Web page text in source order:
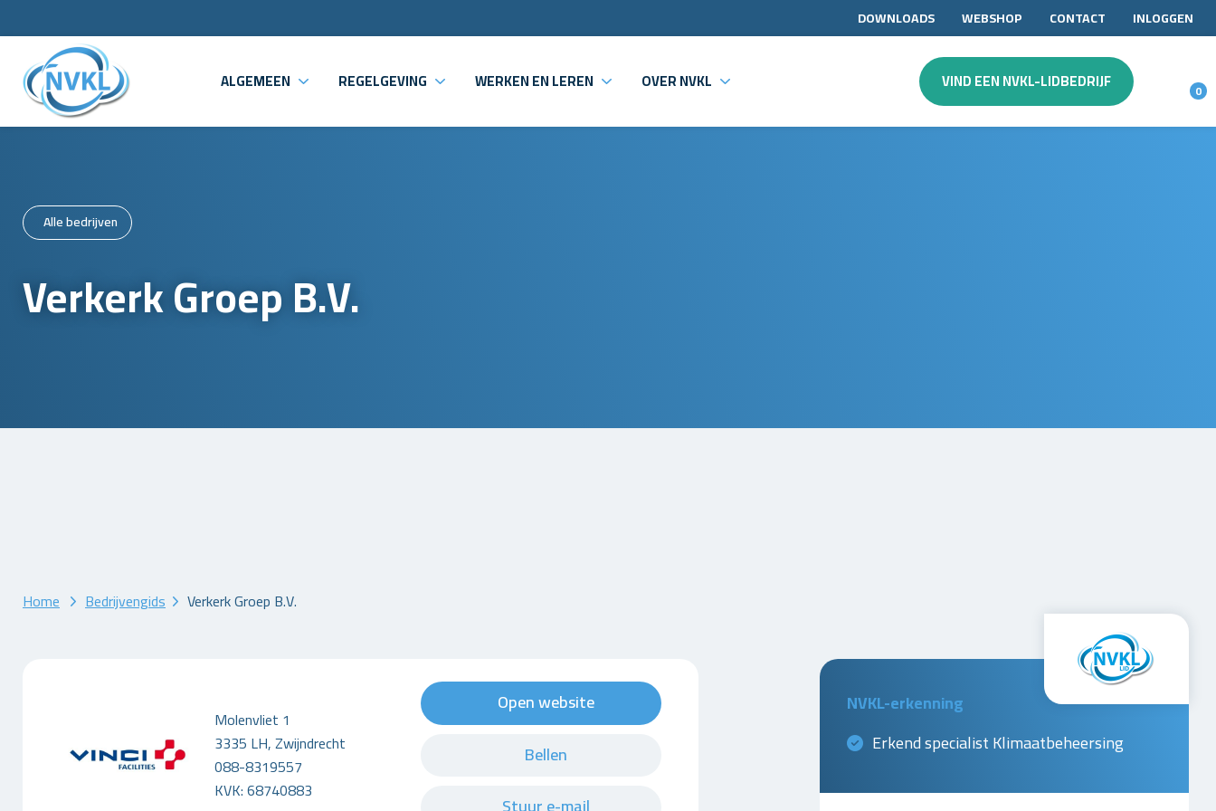
DOWNLOADS WEBSHOP CONTACT INLOGGEN
ALGEMEEN REGELGEVING WERKEN EN LEREN OVER NVKL VIND EEN NVKL-LIDBEDRIJF 0
Alle bedrijven
Verkerk Groep B.V.
Home Bedrijvengids Verkerk Groep B.V.
Molenvliet 1
3335 LH, Zwijndrecht
088-8319557
KVK: 68740883
Open website
Bellen
NVKL-erkenning
Erkend specialist Klimaatbeheersing